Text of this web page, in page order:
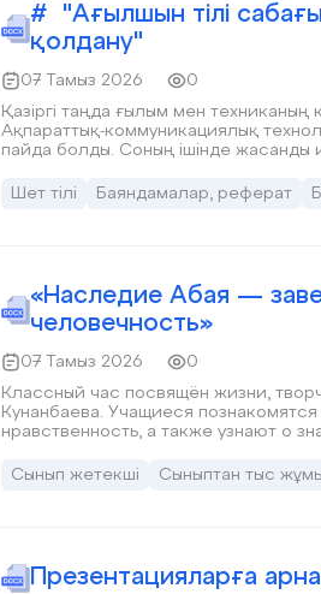
# "Ағылшын тілі
қолдану"
07 Тамыз 2026
0
Қазіргі таңда ғылым мен техниканың
Ақпараттық-коммуникациялық
пайда болды. Соның ішінде жасанды
тәсілдер ұсынады.
Шет тілі Баяндамалар, реферат
«Наследие Абая —
человечность»
07 Тамыз 2026
0
Классный час посвящён жизни,
Кунанбаева. Учащиеся
нравственность, а также узнают о
Сынып жетекші Сыныптан тыс
Презентацияларға